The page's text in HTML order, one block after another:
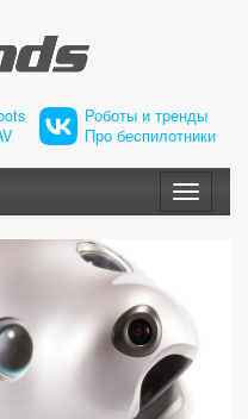
Роботы и тренды
Про беспилотники
Меню